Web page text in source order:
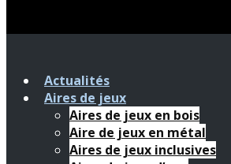
Actualités
Aires de jeux
Aires de jeux en bois
Aire de jeux en métal
Aires de jeux inclusives